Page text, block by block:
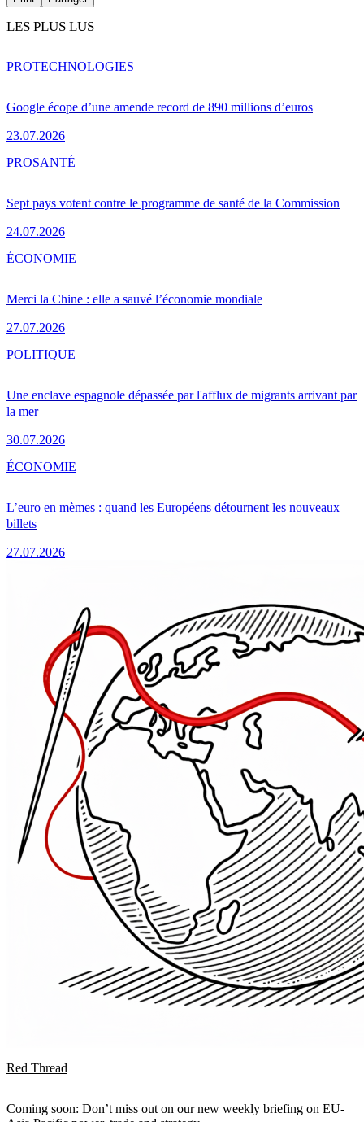
LES PLUS LUS
Google écope d’une amende record de 890 millions d’euros
23.07.2026
PROTECHNOLOGIES
Sept pays votent contre le programme de santé de la Commission
24.07.2026
PROSANTÉ
Merci la Chine : elle a sauvé l’économie mondiale
27.07.2026
ÉCONOMIE
Une enclave espagnole dépassée par l'afflux de migrants arrivant par
la mer
30.07.2026
POLITIQUE
L’euro en mèmes : quand les Européens détournent les nouveaux
billets
27.07.2026
ÉCONOMIE
Red Thread
Coming soon: Don’t miss out on our new weekly briefing on EU-